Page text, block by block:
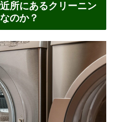
所にあるクリーニン
のか？